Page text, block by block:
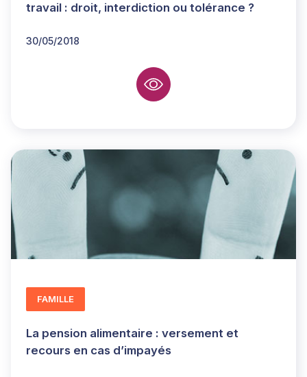
travail : droit, interdiction ou tolérance ?
30/05/2018
La pension alimentaire : versement et
recours en cas d’impayés
FAMILLE